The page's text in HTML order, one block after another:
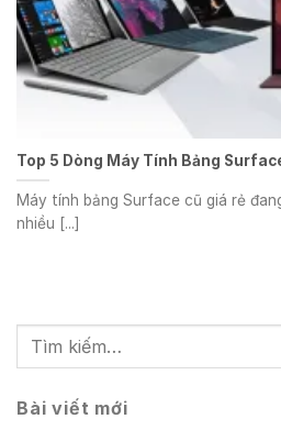
Top 5 Dòng Máy Tính Bảng
Máy tính bảng Surface cũ giá rẻ
nhiều [...]
Bài viết mới